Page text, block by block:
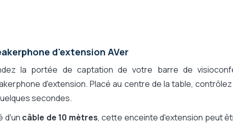
d'extension AVer
la portée de captation de votre barre de
d'extension. Placé au centre de la table,
secondes.
d'un câble de 10 mètres, cette enceinte d'extension peut